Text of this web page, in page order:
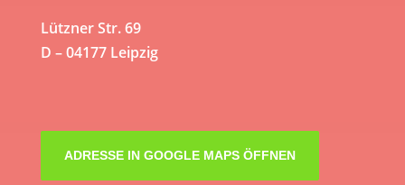
Lützner Str. 69
D – 04177 Leipzig
ADRESSE IN GOOGLE MAPS ÖFFNEN